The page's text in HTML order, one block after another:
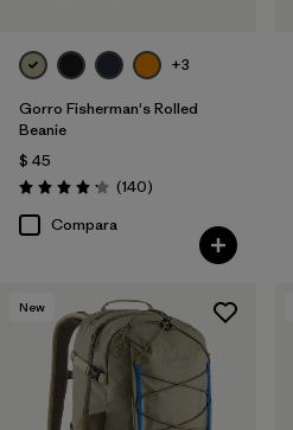
+3
Gorro Fisherman's Rolled
Beanie
$ 45
Valoración: 4.1 / 5
(140Comentarios
)
Compara
New